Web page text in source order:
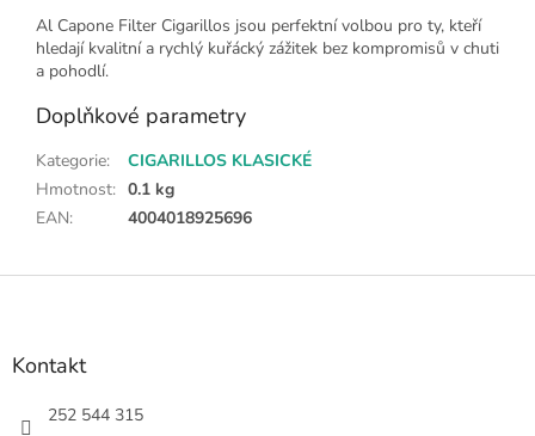
Al Capone Filter Cigarillos jsou perfektní volbou pro ty, kteří
hledají kvalitní a rychlý kuřácký zážitek bez kompromisů v chuti
a pohodlí.
Doplňkové parametry
Kategorie:
CIGARILLOS KLASICKÉ
Hmotnost: 0.1 kg
EAN: 4004018925696
Z
Kontakt
252 544 315